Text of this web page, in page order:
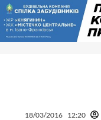
18/03/2016 12:20